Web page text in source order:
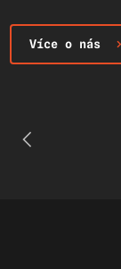
Více o nás